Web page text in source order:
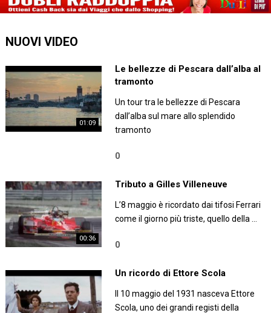
NUOVI VIDEO
01:09
Le bellezze di Pescara dall’alba al
tramonto
Un tour tra le bellezze di Pescara
dall’alba sul mare allo splendido
tramonto
0
00:36
Tributo a Gilles Villeneuve
L’8 maggio è ricordato dai tifosi Ferrari
come il giorno più triste, quello della …
0
Un ricordo di Ettore Scola
Il 10 maggio del 1931 nasceva Ettore
Scola, uno dei grandi registi della